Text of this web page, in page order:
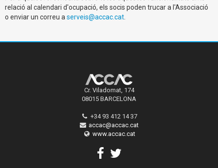
relació al calendari d'ocupació, els socis poden trucar a l'Associació
o enviar un correu a serveis@accac.cat
Cr. Viladomat, 174
08015 BARCELONA
+34 93 412 14 37
accac@accac.cat
www.accac.cat